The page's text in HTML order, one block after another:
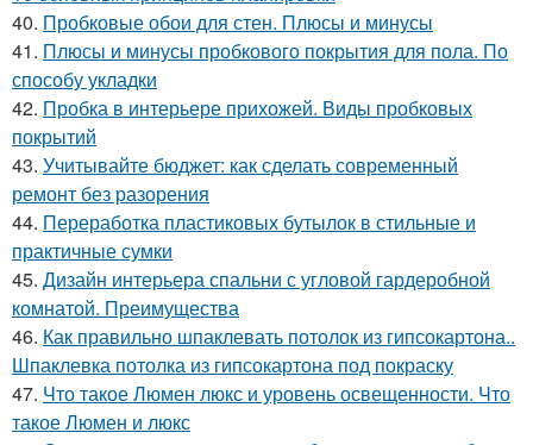
40. Пробковые обои для стен. Плюсы и минусы
41. Плюсы и минусы пробкового покрытия для пола. По
способу укладки
42. Пробка в интерьере прихожей. Виды пробковых
покрытий
43. Учитывайте бюджет: как сделать современный
ремонт без разорения
44. Переработка пластиковых бутылок в стильные и
практичные сумки
45. Дизайн интерьера спальни с угловой гардеробной
комнатой. Преимущества
46. Как правильно шпаклевать потолок из гипсокартона..
Шпаклевка потолка из гипсокартона под покраску
47. Что такое Люмен люкс и уровень освещенности. Что
такое Люмен и люкс